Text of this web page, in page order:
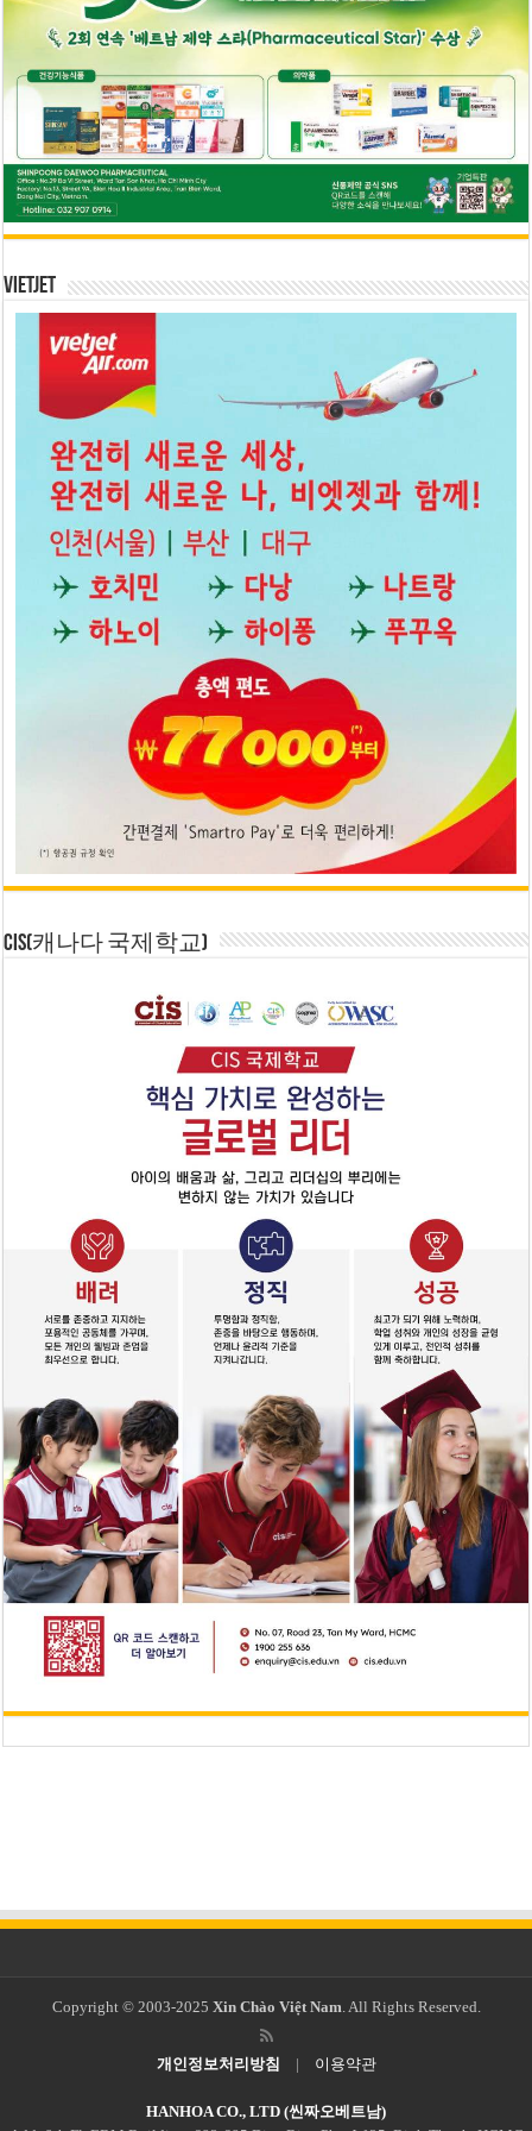
Vietjet
CIS(캐나다 국제학교)
Copyright © 2003-2025 Xin Chào Việt Nam. All Rights Reserved.
개인정보처리방침 | 이용약관
HANHOA CO., LTD (씬짜오베트남)